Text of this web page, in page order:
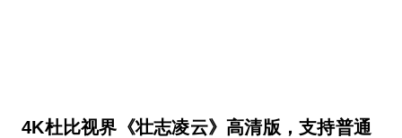
4K杜比视界《壮志凌云》高清版，支持普通